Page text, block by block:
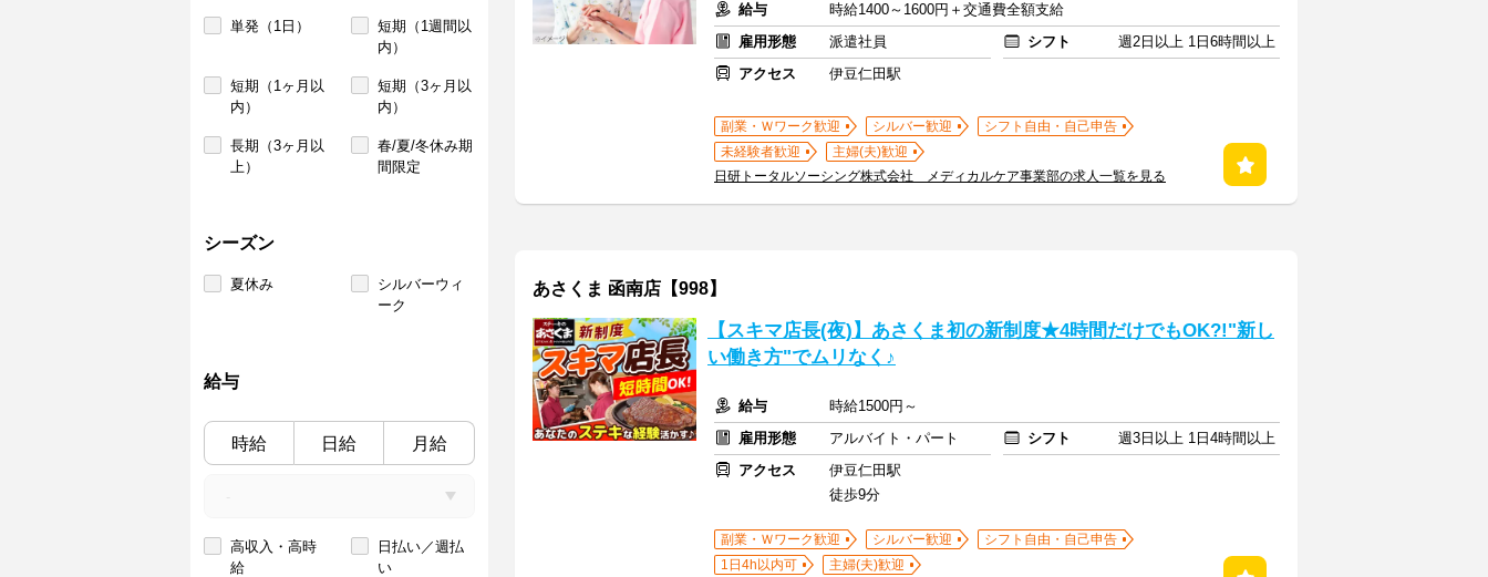
単発（1日）
短期（1週間以
内）
短期（1ヶ月以
内）
短期（3ヶ月以
内）
長期（3ヶ月以
上）
春/夏/冬休み期
間限定
シーズン
夏休み
シルバーウィ
ーク
給与
時給 日給 月給
高収入・高時
給
日払い／週払
い
給与
時給1400～1600円＋交通費全額支給
雇用形態
派遣社員 シフト
週2日以上 1日6時間以上
アクセス
伊豆仁田駅
副業・Ｗワーク歓迎 シルバー歓迎
シフト自由・自己申告
未経験者歓迎
主婦(夫)歓迎
日研トータルソーシング株式会社 メディカルケア事業部の求人一覧を見る
あさくま 函南店【998】
【スキマ店長(夜)】あさくま初の新制度★4時間だけでもOK?!"新し
い働き方"でムリなく♪
給与
時給1500円～
雇用形態
アルバイト・パート シフト
週3日以上 1日4時間以上
アクセス
伊豆仁田駅
徒歩9分
副業・Ｗワーク歓迎 シルバー歓迎
シフト自由・自己申告
1日4h以内可
主婦(夫)歓迎